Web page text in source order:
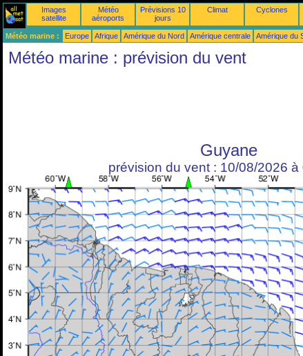
Images
satellite
Météo
aéroports
Prévisions 10
jours
Climat Cyclones
Météo marine : Europe Afrique Amérique du Nord Amérique centrale Amérique du
Météo marine : prévision du vent
Guyane
prévision du vent : 10/08/2026 à